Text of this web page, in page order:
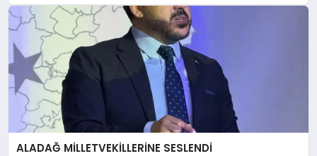
ALADAĞ MİLLETVEKİLLERİNE SESLENDİ